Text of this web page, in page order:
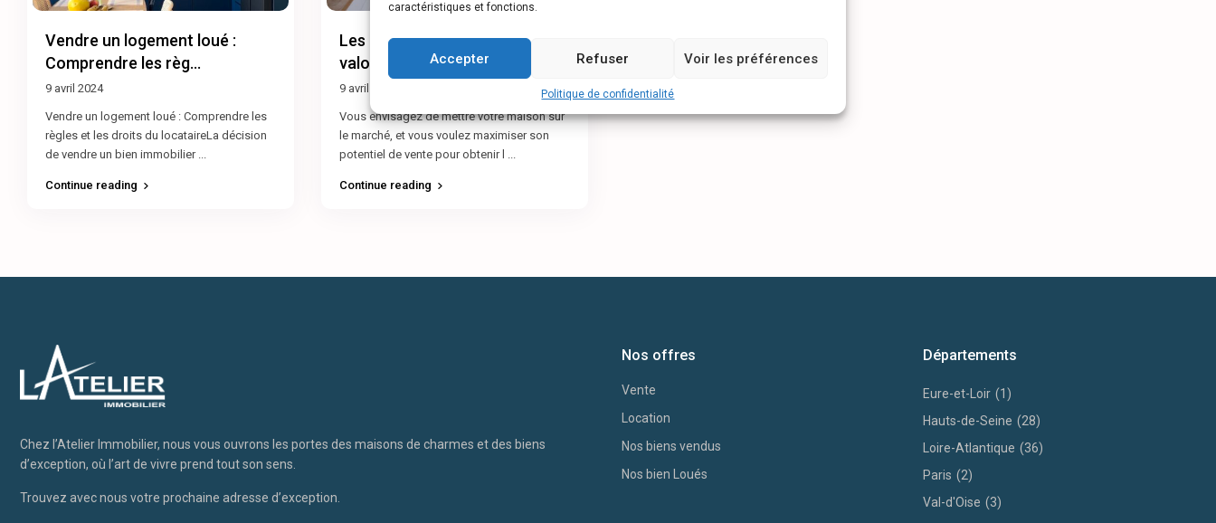
caractéristiques et fonctions.
Accepter Refuser Voir les préférences
Politique de confidentialité
Vendre un logement loué :
Comprendre les règ...
9 avril 2024
Vendre un logement loué : Comprendre les
règles et les droits du locataireLa décision
de vendre un bien immobilier
Continue reading
Les 8 meilleures astuces pour
valoriser votr...
9 avril 2024
Vous envisagez de mettre votre maison sur
le marché, et vous voulez maximiser son
potentiel de vente pour obtenir l
Continue reading
Chez l’Atelier Immobilier, nous vous ouvrons les portes des maisons de charmes et des biens
d’exception, où l’art de vivre prend tout son sens.
Trouvez avec nous votre prochaine adresse d’exception.
Nos offres
Vente
Location
Nos biens vendus
Nos bien Loués
Départements
Eure-et-Loir (1)
Hauts-de-Seine (28)
Loire-Atlantique (36)
Paris (2)
Val-d'Oise (3)